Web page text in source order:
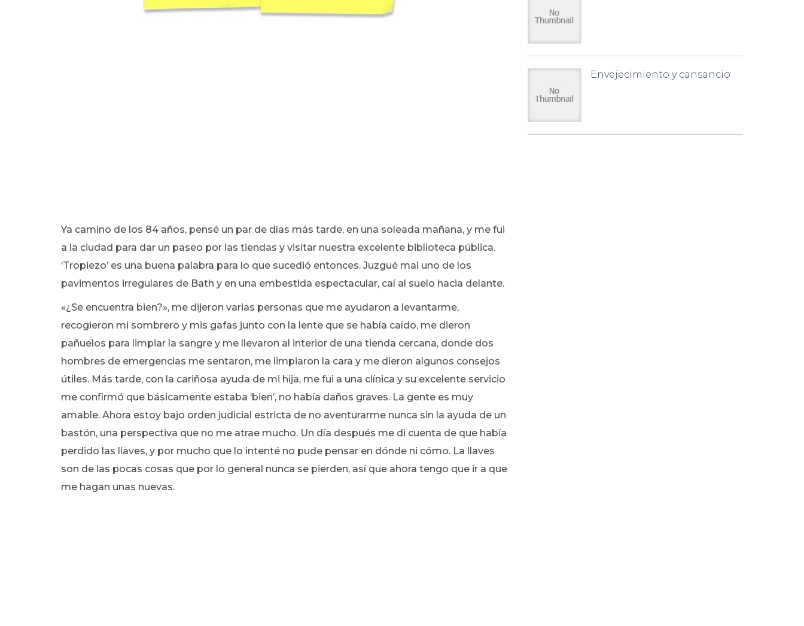
Ya camino de los 84 años, pensé un par de días más tarde, en una soleada mañana, y me fui
a la ciudad para dar un paseo por las tiendas y visitar nuestra excelente biblioteca pública.
‘Tropiezo’ es una buena palabra para lo que sucedió entonces. Juzgué mal uno de los
pavimentos irregulares de Bath y en una embestida espectacular, caí al suelo hacia delante.
«¿Se encuentra bien?», me dijeron varias personas que me ayudaron a levantarme,
recogieron mi sombrero y mis gafas junto con la lente que se había caído, me dieron
pañuelos para limpiar la sangre y me llevaron al interior de una tienda cercana, donde dos
hombres de emergencias me sentaron, me limpiaron la cara y me dieron algunos consejos
útiles. Más tarde, con la cariñosa ayuda de mi hija, me fui a una clínica y su excelente servicio
me confirmó que básicamente estaba ‘bien’, no había daños graves. La gente es muy
amable. Ahora estoy bajo orden judicial estricta de no aventurarme nunca sin la ayuda de un
bastón, una perspectiva que no me atrae mucho. Un día después me di cuenta de que había
perdido las llaves, y por mucho que lo intenté no pude pensar en dónde ni cómo. La llaves
son de las pocas cosas que por lo general nunca se pierden, así que ahora tengo que ir a que
me hagan unas nuevas.
Envejecimiento y cansancio